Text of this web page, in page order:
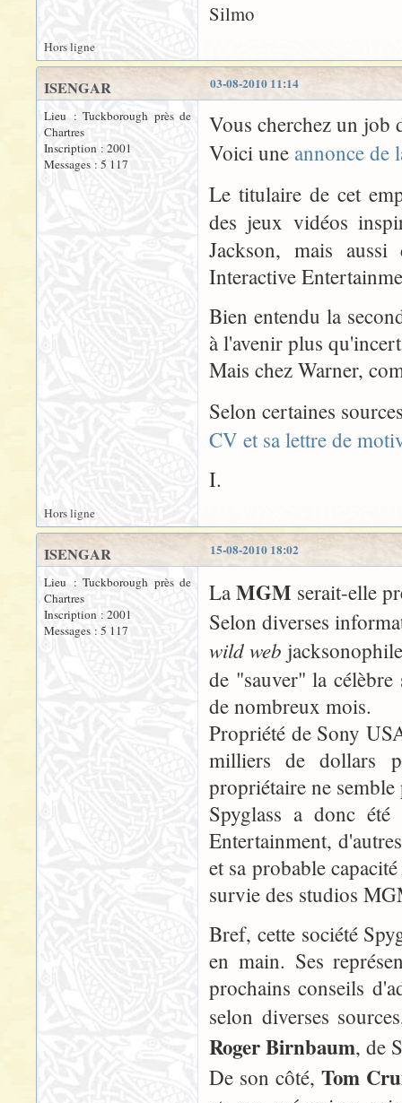
Silmo
Hors ligne
03-08-2010 11:14
ISENGAR
Lieu : Tuckborough près de
Chartres
Inscription : 2001
Messages : 5 117
Vous cherchez un job
Voici une annonce de
Le titulaire de cet
des jeux vidéos
Jackson, mais
Interactive
Bien entendu la
à l'avenir plus
Mais chez Warner,
Selon certaines
CV et sa lettre de
I.
Hors ligne
15-08-2010 18:02
ISENGAR
Lieu : Tuckborough près de
Chartres
Inscription : 2001
Messages : 5 117
La MGM serait-elle
Selon diverses
wild web
de "sauver" la
de nombreux mois.
Propriété de Sony
milliers de dollars
propriétaire ne
Spyglass a donc
Entertainment,
et sa probable
survie des studios
Bref, cette société
en main. Ses
prochains conseils
selon diverses
Roger Birnbaum, de
De son côté, Tom